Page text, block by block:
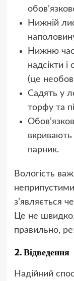
Нижній
Нижню
надсікти
(це
Садять у
торфу та
парник.
Вологість
з’являється
Це не
правильно,
2. Відведення
Надійний